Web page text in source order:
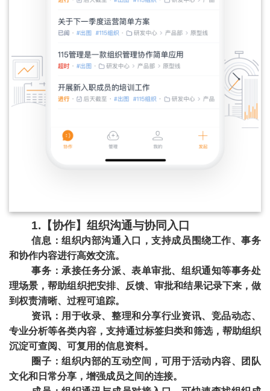
1.【协作】组织沟通与协同入口
信息：组织内部沟通入口，支持成员围绕工作、事务
和协作内容进行高效交流。
事务：承接任务分派、表单审批、组织通知等事务处
理场景，帮助组织把安排、反馈、审批和结果记录下来，做
到权责清晰、过程可追踪。
资讯：用于收录、整理和分享行业资讯、竞品动态、
专业分析等各类内容，支持通过标签归类和筛选，帮助组织
沉淀可查阅、可复用的信息资料。
圈子：组织内部的互动空间，可用于活动内容、团队
文化和日常分享，增强成员之间的连接。